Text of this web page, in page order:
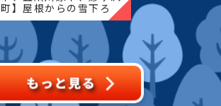
町】屋根からの雪下ろ
し・除雪・排雪などの作
業もお任せください！地
域密着で伐採・抜根・剪
定・草刈りなどのお庭の
こと、造園・